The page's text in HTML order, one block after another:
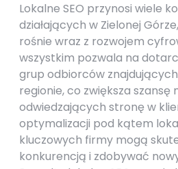
Lokalne SEO przynosi wiele
działających w Zielonej
rośnie wraz z rozwojem
wszystkim pozwala na
grup odbiorców
regionie, co zwiększa szansę
odwiedzających stronę w
optymalizacji pod kątem
kluczowych firmy mogą
konkurencją i zdobywać